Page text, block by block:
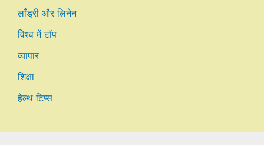
लाँड्री और लिनेन
विश्व में टॉप
व्यापार
शिक्षा
हेल्थ टिप्स